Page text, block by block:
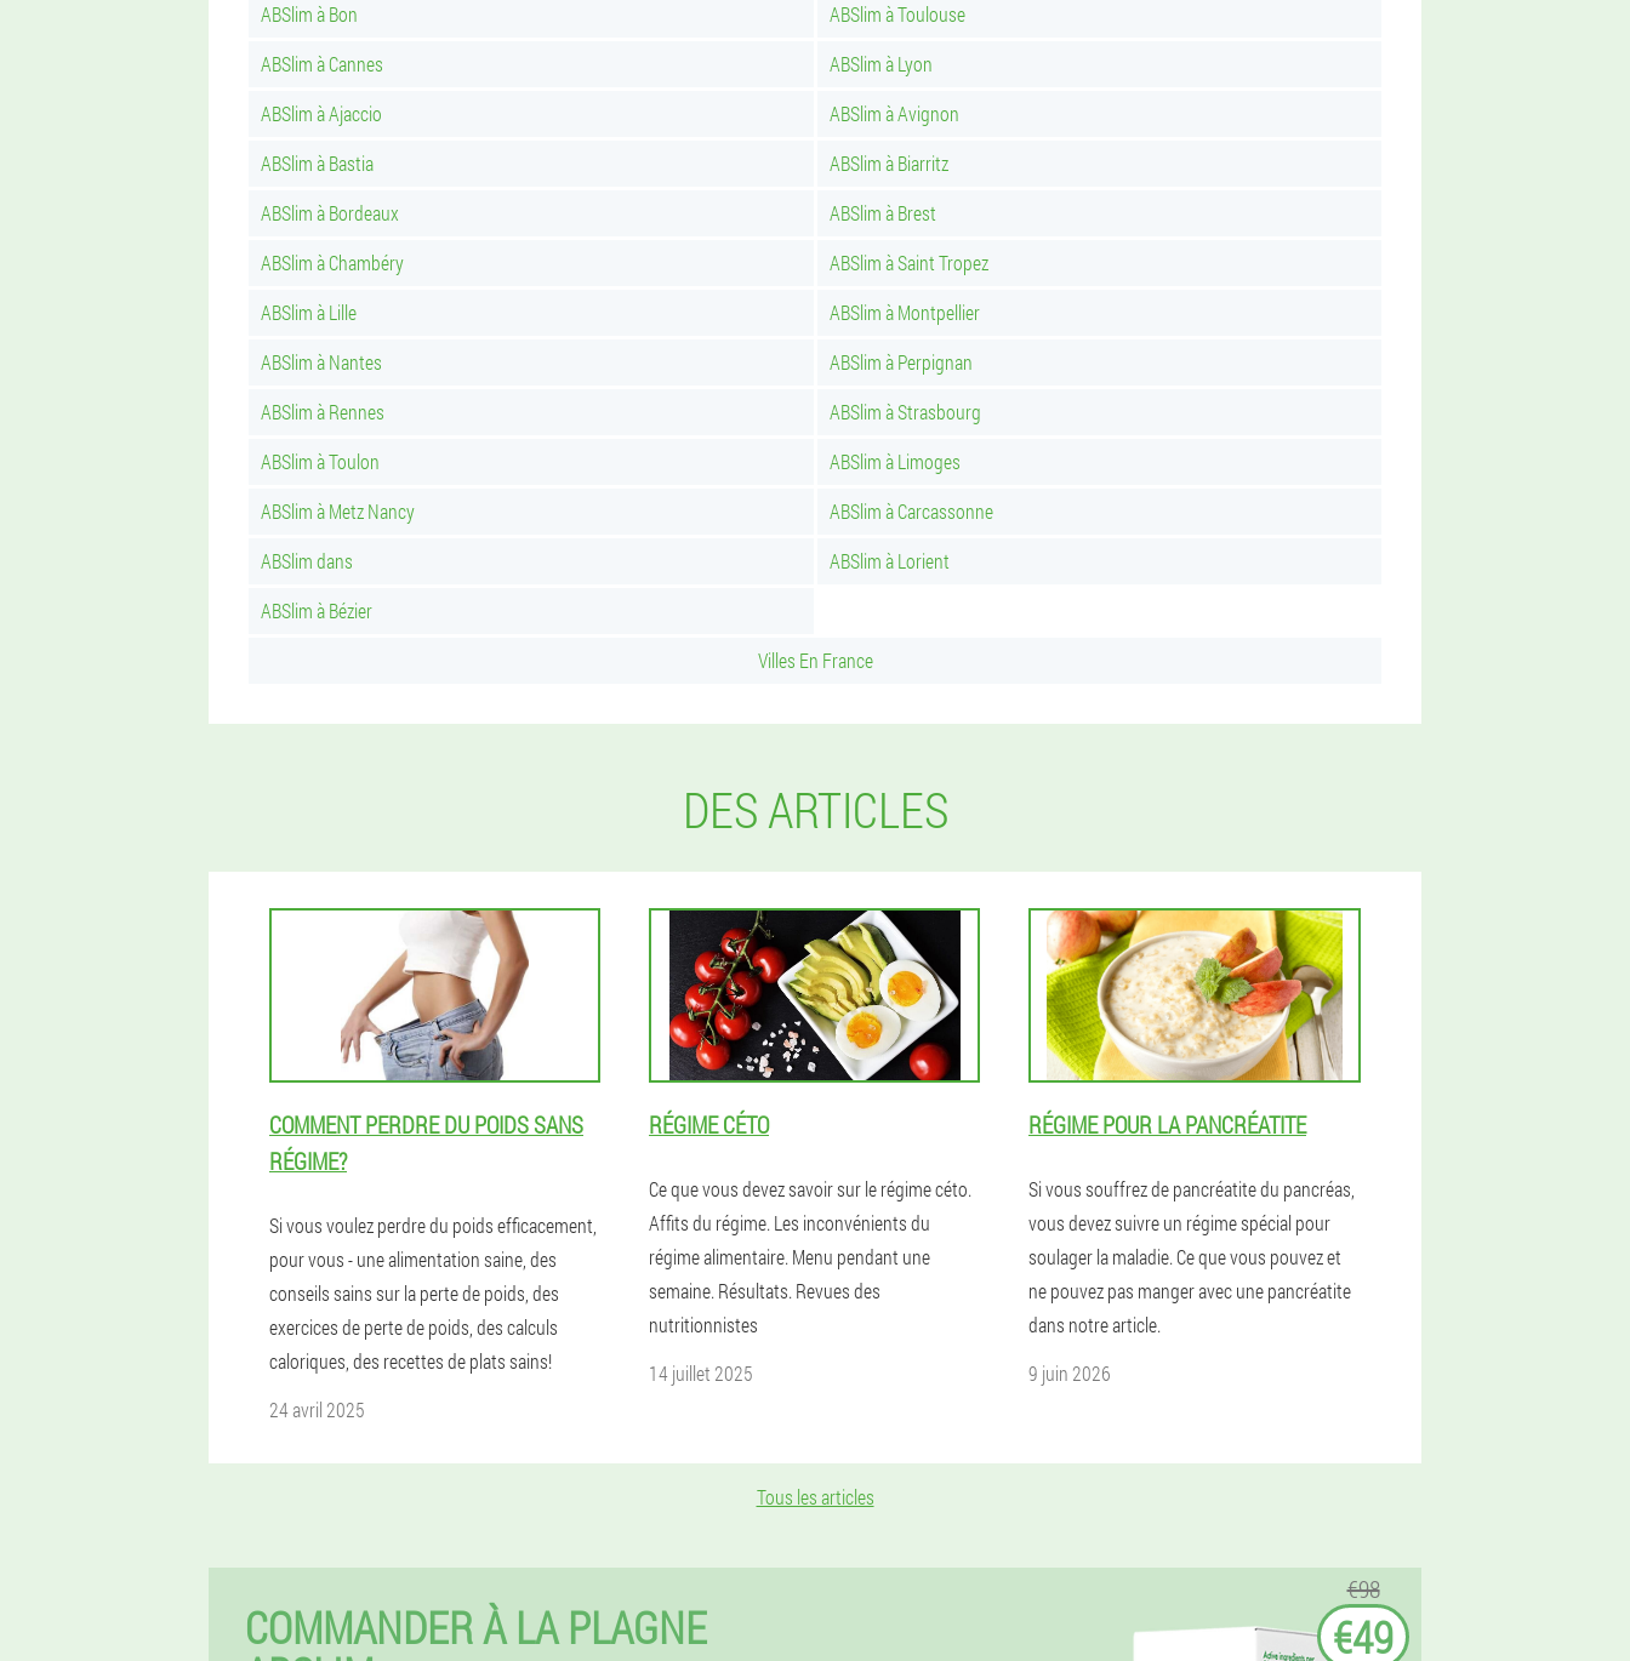
ABSlim à Bon
ABSlim à Toulouse
ABSlim à Cannes
ABSlim à Lyon
ABSlim à Ajaccio
ABSlim à Avignon
ABSlim à Bastia
ABSlim à Biarritz
ABSlim à Bordeaux
ABSlim à Brest
ABSlim à Chambéry
ABSlim à Saint Tropez
ABSlim à Lille
ABSlim à Montpellier
ABSlim à Nantes
ABSlim à Perpignan
ABSlim à Rennes
ABSlim à Strasbourg
ABSlim à Toulon
ABSlim à Limoges
ABSlim à Metz Nancy
ABSlim à Carcassonne
ABSlim dans
ABSlim à Lorient
ABSlim à Bézier
Villes En France
DES ARTICLES
COMMENT PERDRE DU POIDS SANS
RÉGIME?
Si vous voulez perdre du poids efficacement,
pour vous - une alimentation saine, des
conseils sains sur la perte de poids, des
exercices de perte de poids, des calculs
caloriques, des recettes de plats sains!
24 avril 2025
RÉGIME CÉTO
Ce que vous devez savoir sur le régime céto.
Affits du régime. Les inconvénients du
régime alimentaire. Menu pendant une
semaine. Résultats. Revues des
nutritionnistes
14 juillet 2025
RÉGIME POUR LA PANCRÉATITE
Si vous souffrez de pancréatite du pancréas,
vous devez suivre un régime spécial pour
soulager la maladie. Ce que vous pouvez et
ne pouvez pas manger avec une pancréatite
dans notre article.
9 juin 2026
Tous les articles
COMMANDER À LA PLAGNE
€98
€49